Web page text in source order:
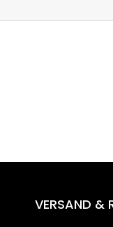
VERSAND &